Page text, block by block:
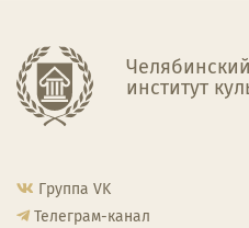
институт
Группа VK
Телеграм-канал